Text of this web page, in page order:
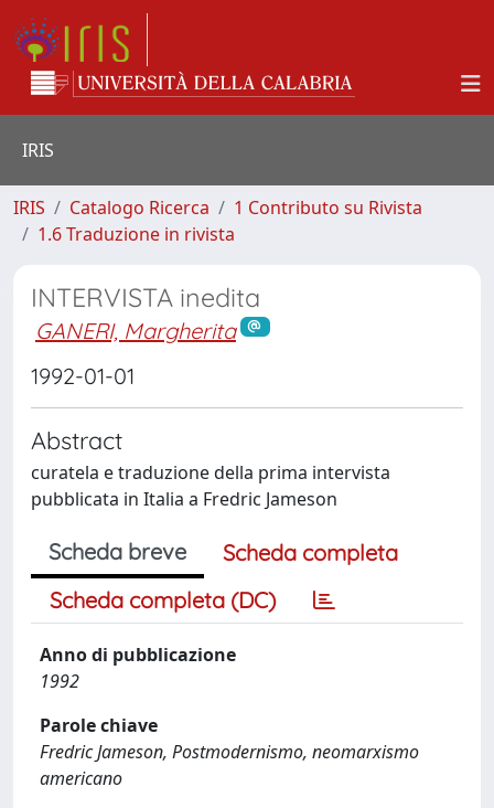
IRIS
IRIS Catalogo Ricerca
1 Contributo su Rivista
1.6 Traduzione in rivista
INTERVISTA inedita
GANERI, Margherita
1992-01-01
Abstract
curatela e traduzione della prima intervista
pubblicata in Italia a Fredric Jameson
Scheda breve
Scheda completa
Scheda completa (DC)
Anno di pubblicazione
1992
Parole chiave
Fredric Jameson, Postmodernismo, neomarxismo
americano